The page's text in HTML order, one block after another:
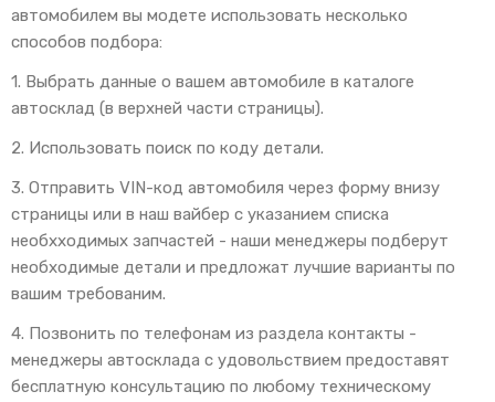
автомобилем вы модете использовать несколько
способов подбора:
1. Выбрать данные о вашем автомобиле в каталоге
автосклад (в верхней части страницы).
2. Использовать поиск по коду детали.
3. Отправить VIN-код автомобиля через форму внизу
страницы или в наш вайбер с указанием списка
необхходимых запчастей - наши менеджеры подберут
необходимые детали и предложат лучшие варианты по
вашим требованим.
4. Позвонить по телефонам из раздела контакты -
менеджеры автосклада с удовольствием предоставят
бесплатную консультацию по любому техническому